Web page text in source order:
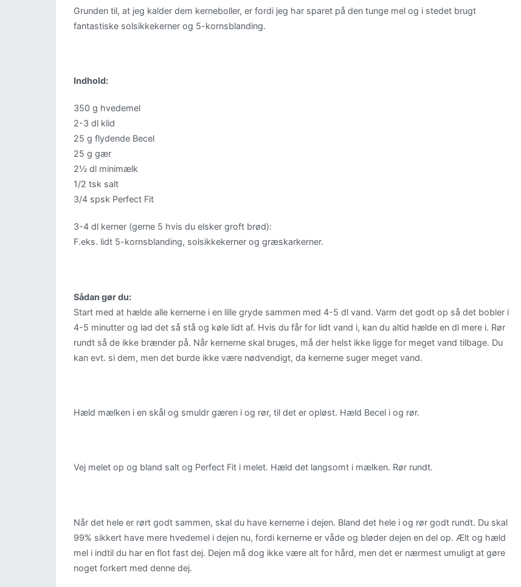
Grunden til, at jeg kalder dem kerneboller, er fordi jeg har sparet på den tunge mel og i stedet brugt
fantastiske solsikkekerner og 5-kornsblanding.
Indhold:
350 g hvedemel
2-3 dl klid
25 g flydende Becel
25 g gær
2½ dl minimælk
1/2 tsk salt
3/4 spsk Perfect Fit
3-4 dl kerner (gerne 5 hvis du elsker groft brød):
F.eks. lidt 5-kornsblanding, solsikkekerner og græskarkerner.
Sådan gør du:
Start med at hælde alle kernerne i en lille gryde sammen med 4-5 dl vand. Varm det godt op så det bobler i
4-5 minutter og lad det så stå og køle lidt af. Hvis du får for lidt vand i, kan du altid hælde en dl mere i. Rør
rundt så de ikke brænder på. Når kernerne skal bruges, må der helst ikke ligge for meget vand tilbage. Du
kan evt. si dem, men det burde ikke være nødvendigt, da kernerne suger meget vand.
Hæld mælken i en skål og smuldr gæren i og rør, til det er opløst. Hæld Becel i og rør.
Vej melet op og bland salt og Perfect Fit i melet. Hæld det langsomt i mælken. Rør rundt.
Når det hele er rørt godt sammen, skal du have kernerne i dejen. Bland det hele i og rør godt rundt. Du skal
99% sikkert have mere hvedemel i dejen nu, fordi kernerne er våde og bløder dejen en del op. Ælt og hæld
mel i indtil du har en flot fast dej. Dejen må dog ikke være alt for hård, men det er nærmest umuligt at gøre
noget forkert med denne dej.